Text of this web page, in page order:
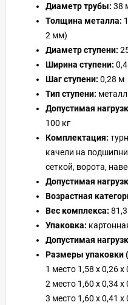
Диаметр трубы: 38
Толщина металла:
2 мм)
Диаметр ступени:
Ширина ступени:
Шаг ступени: 0,28 м
Тип ступени: металл
Допустимая
100 кг
Комплектация:
качели на
сеткой, ворота,
Допустимая
Возрастная
Вес комплекса:
Упаковка:
Допустимая
Размеры упаковки
1 место 1,58 х 0,26 х
2 место 1,60 х 0,34 х
3 место 1,60 х 0,41 х